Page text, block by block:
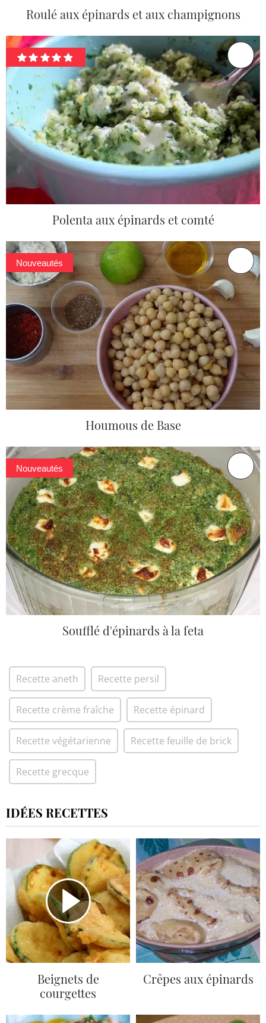
Roulé aux épinards et aux champignons
Polenta aux épinards et comté
Nouveautés
Houmous de Base
Nouveautés
Soufflé d'épinards à la feta
Recette aneth Recette persil
Recette crème fraîche Recette épinard
Recette végétarienne Recette feuille de brick
Recette grecque
IDÉES RECETTES
Beignets de
courgettes
Crêpes aux épinards